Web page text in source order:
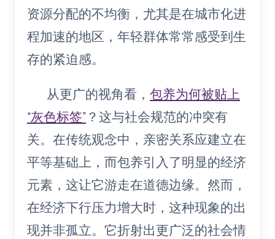
资源分配的不均衡，尤其是在城市化进
程加速的地区，年轻群体常常感受到生
存的紧迫感。
从更广的视角看， 包养为何被贴上
“灰色标签” ？这与社会规范的冲突有
关。在传统观念中，亲密关系应建立在
平等基础上，而包养引入了明显的经济
元素，这让它游走在道德边缘。然而，
在经济下行压力增大时，这种现象的出
现并非孤立。它折射出更广泛的社会情